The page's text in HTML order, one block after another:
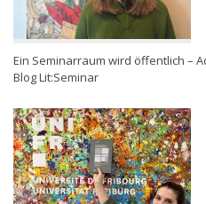
Ein Seminarraum wird öffentlich –
Blog Lit:Seminar